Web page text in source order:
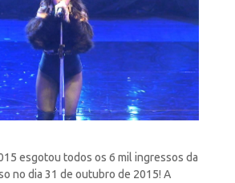
esgotou todos os 6 mil ingressos da
no dia 31 de outubro de 2015! A